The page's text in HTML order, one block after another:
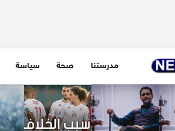
مدرستنا صحة سياسة